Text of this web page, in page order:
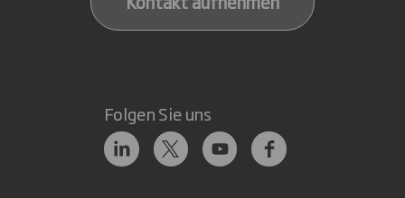
Folgen Sie uns